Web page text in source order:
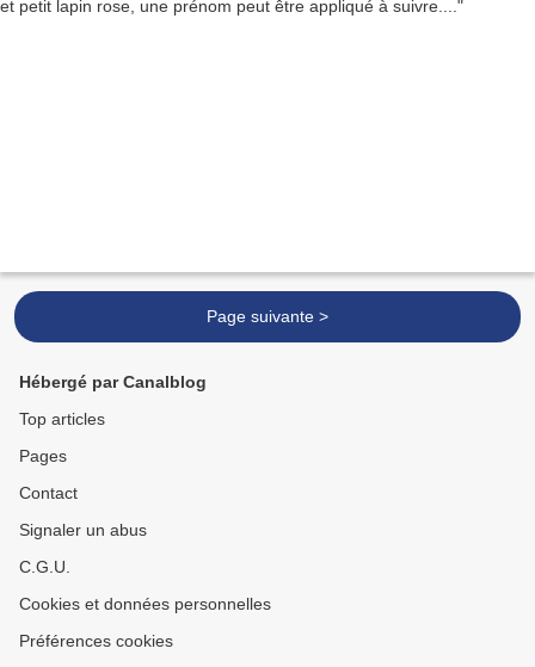
Page suivante >
Hébergé par Canalblog
Top articles
Pages
Contact
Signaler un abus
C.G.U.
Cookies et données personnelles
Préférences cookies